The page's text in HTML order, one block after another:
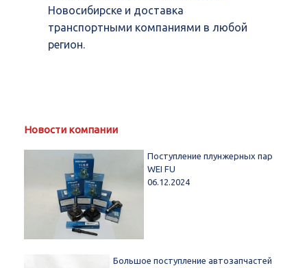
Новосибирске и доставка
транспортными компаниями в любой
регион.
Новости компании
Поступление плунжерных пар
WEI FU
06.12.2024
Большое поступление автозапчастей